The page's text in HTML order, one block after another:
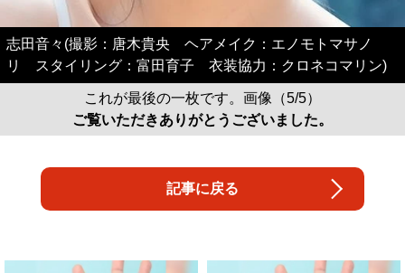
志田音々(撮影：唐木貴央 ヘアメイク：エノモトマサノ
リ スタイリング：富田育子 衣装協力：クロネコマリン)
これが最後の一枚です。画像（5/5）
ご覧いただきありがとうございました。
記事に戻る